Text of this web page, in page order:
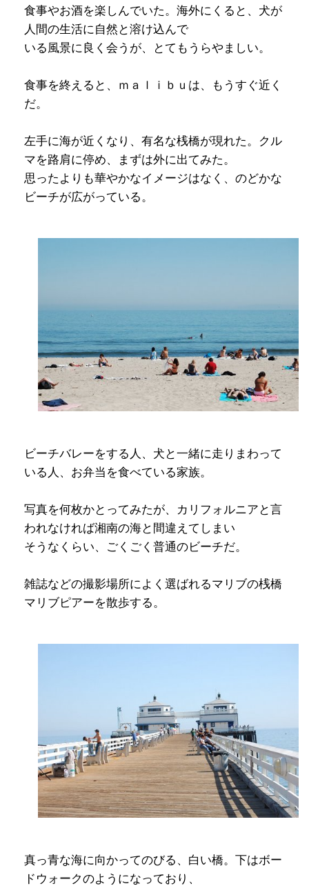
食事やお酒を楽しんでいた。海外にくると、犬が
人間の生活に自然と溶け込んで
いる風景に良く会うが、とてもうらやましい。
食事を終えると、ｍａｌｉｂｕは、もうすぐ近く
だ。
左手に海が近くなり、有名な桟橋が現れた。クル
マを路肩に停め、まずは外に出てみた。
思ったよりも華やかなイメージはなく、のどかな
ビーチが広がっている。
ビーチバレーをする人、犬と一緒に走りまわって
いる人、お弁当を食べている家族。
写真を何枚かとってみたが、カリフォルニアと言
われなければ湘南の海と間違えてしまい
そうなくらい、ごくごく普通のビーチだ。
雑誌などの撮影場所によく選ばれるマリブの桟橋
マリブピアーを散歩する。
真っ青な海に向かってのびる、白い橋。下はボー
ドウォークのようになっており、